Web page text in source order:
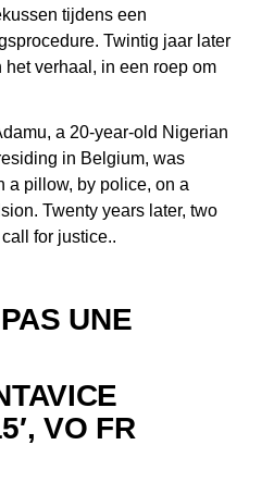
tijdens een
Twintig jaar later
verhaal, in een roep om
a 20-year-old Nigerian
in Belgium, was
a pillow, by police, on a
Twenty years later, two
for justice..
UNE
VO FR